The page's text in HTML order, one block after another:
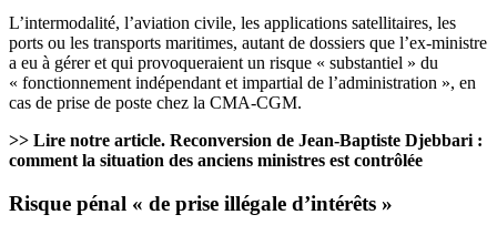
L’intermodalité, l’aviation civile, les applications satellitaires, les
ports ou les transports maritimes, autant de dossiers que l’ex-ministre
a eu à gérer et qui provoqueraient un risque « substantiel » du
« fonctionnement indépendant et impartial de l’administration », en
cas de prise de poste chez la CMA-CGM.
>> Lire notre article. Reconversion de Jean-Baptiste Djebbari :
comment la situation des anciens ministres est contrôlée
Risque pénal « de prise illégale d’intérêts »